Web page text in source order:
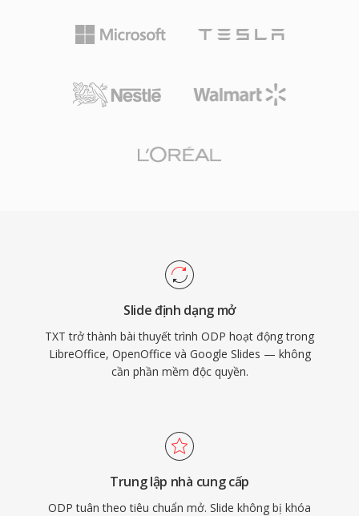
Slide định dạng mở
TXT trở thành bài thuyết trình ODP hoạt động trong
LibreOffice, OpenOffice và Google Slides — không
cần phần mềm độc quyền.
Trung lập nhà cung cấp
ODP tuân theo tiêu chuẩn mở. Slide không bị khóa